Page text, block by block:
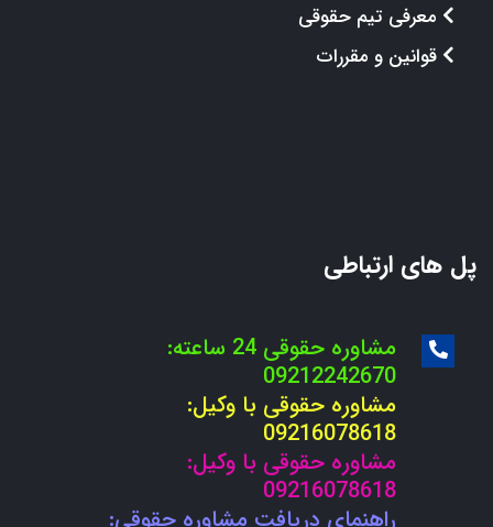
معرفی تیم حقوقی
قوانین و مقررات
پل های ارتباطی
مشاوره حقوقی 24 ساعته:
09212242670
مشاوره حقوقی با وکیل:
09216078618
مشاوره حقوقی با وکیل:
09216078618
راهنمای دریافت مشاوره حقوقی: